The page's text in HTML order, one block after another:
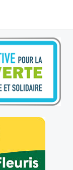
volontaires